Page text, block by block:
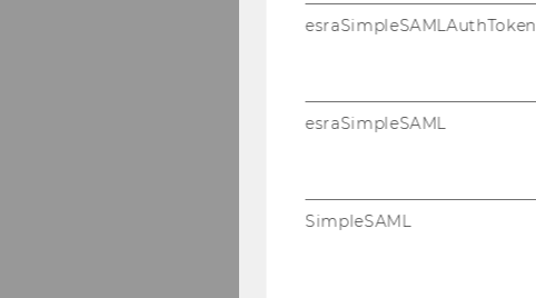
esraSimpleSAMLAuthToken
esraSimpleSAML
SimpleSAML